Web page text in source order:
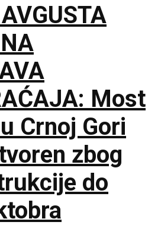
Most
Crnoj Gori
zbog
do